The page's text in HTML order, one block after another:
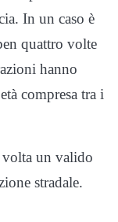
In un caso è
quattro volte
hanno
compresa tra i
volta un valido
stradale.